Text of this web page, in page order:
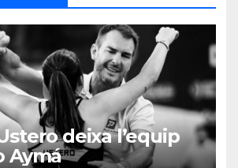
deixa l’equip
Aymá